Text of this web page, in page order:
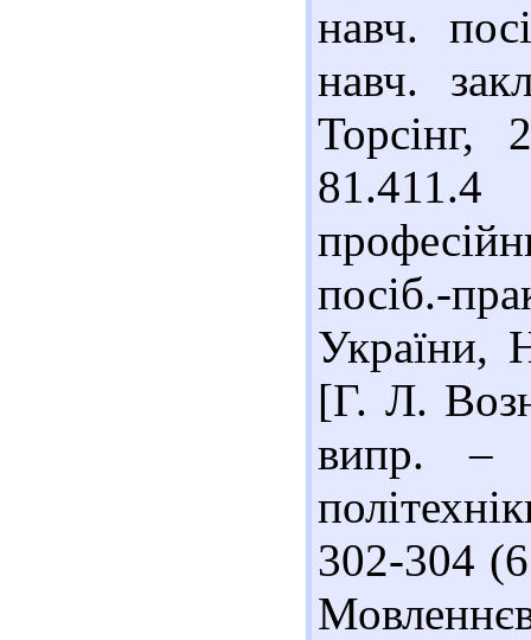
навч.
навч.
посіб.-
України,
[Г. Л.
випр. –
302-304